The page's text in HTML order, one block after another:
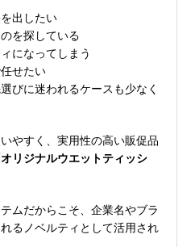
出したい
を探している
になってしまう
せたい
びに迷われるケースも少なく
やすく、実用性の高い販促品
オリジナルウエットティッシ
ムだからこそ、企業名やブラ
るノベルティとして活用され